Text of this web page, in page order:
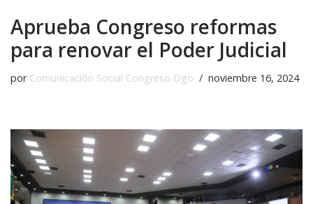
Aprueba Congreso reformas
para renovar el Poder Judicial
por Comunicación Social Congreso Dgo noviembre 16, 2024